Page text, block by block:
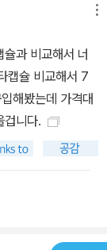
과 비교해서 너
캡슐 비교해서 7
해봤는데 가격대
겁니다.